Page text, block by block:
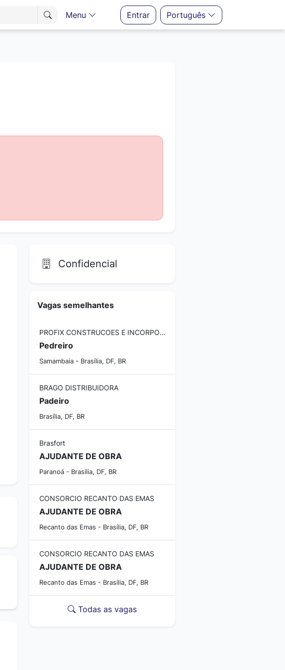
Menu Entrar Português
Confidencial
Vagas semelhantes
PROFIX CONSTRUCOES E INCORPORACOES LTDA
Pedreiro
Samambaia - Brasília, DF, BR
BRAGO DISTRIBUIDORA
Padeiro
Brasília, DF, BR
Brasfort
AJUDANTE DE OBRA
Paranoá - Brasília, DF, BR
CONSORCIO RECANTO DAS EMAS
AJUDANTE DE OBRA
Recanto das Emas - Brasília, DF, BR
CONSORCIO RECANTO DAS EMAS
AJUDANTE DE OBRA
Recanto das Emas - Brasília, DF, BR
Todas as vagas